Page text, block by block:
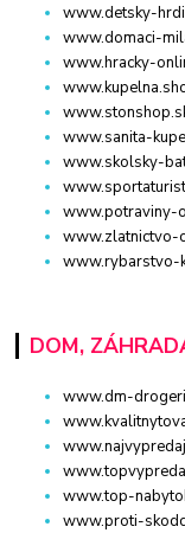
www.detsky-
www.domaci-
www.hracky-
www.sanita-
www.skolsky-
www.potraviny-
www.zlatnictvo-
www.rybarstvo-
DOM,
www.dm-
www.top-
www.proti-